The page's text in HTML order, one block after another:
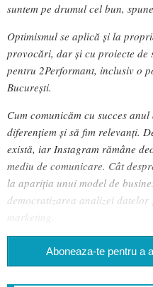
suntem pe drumul cel bun,
Optimismul se aplică și la
provocări, dar și cu proiecte de
pentru 2Performant, inclusiv o
București.
Cum comunicăm cu succes
diferențiem și să fim relevanți.
există, iar Instagram rămâne
mediu de comunicare. Cât
la apariția unui model de
democratizarea analizei
marketing.
Aboneaza-te pentru a